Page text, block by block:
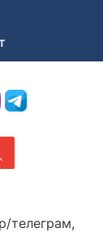
в Україні
телеграм,